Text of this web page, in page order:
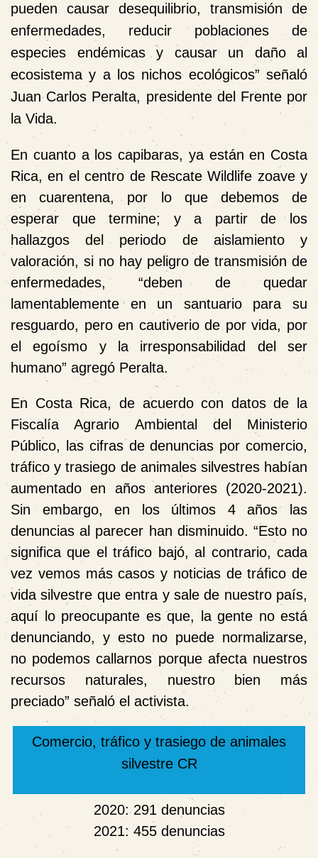
pueden causar desequilibrio, transmisión de
enfermedades, reducir poblaciones de
especies endémicas y causar un daño al
ecosistema y a los nichos ecológicos” señaló
Juan Carlos Peralta, presidente del Frente por
la Vida.
En cuanto a los capibaras, ya están en Costa
Rica, en el centro de Rescate Wildlife zoave y
en cuarentena, por lo que debemos de
esperar que termine; y a partir de los
hallazgos del periodo de aislamiento y
valoración, si no hay peligro de transmisión de
enfermedades, “deben de quedar
lamentablemente en un santuario para su
resguardo, pero en cautiverio de por vida, por
el egoísmo y la irresponsabilidad del ser
humano” agregó Peralta.
En Costa Rica, de acuerdo con datos de la
Fiscalía Agrario Ambiental del Ministerio
Público, las cifras de denuncias por comercio,
tráfico y trasiego de animales silvestres habían
aumentado en años anteriores (2020-2021).
Sin embargo, en los últimos 4 años las
denuncias al parecer han disminuido. “Esto no
significa que el tráfico bajó, al contrario, cada
vez vemos más casos y noticias de tráfico de
vida silvestre que entra y sale de nuestro país,
aquí lo preocupante es que, la gente no está
denunciando, y esto no puede normalizarse,
no podemos callarnos porque afecta nuestros
recursos naturales, nuestro bien más
preciado” señaló el activista.
Comercio, tráfico y trasiego de animales
silvestre CR
2020: 291 denuncias
2021: 455 denuncias